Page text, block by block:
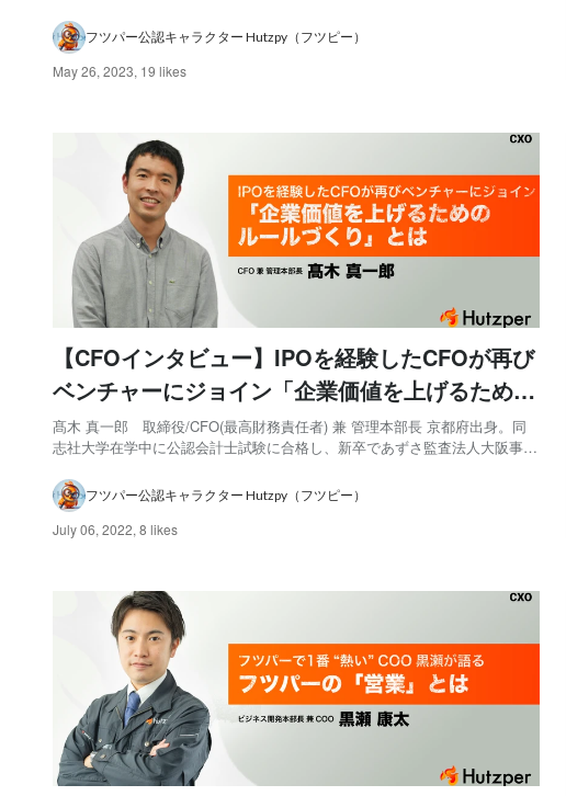
るも失敗。 その後工場向けAI/IoTベンチャーの事業開発グループリーダーを
経て、2020年4月にフ...
フツパー公認キャラクター Hutzpy（フツピー）
May 26, 2023, 19 likes
【CFOインタビュー】IPOを経験したCFOが再び
ベンチャーにジョイン「企業価値を上げるための
ルールづくり」とは
髙木 真一郎 取締役/CFO(最高財務責任者) 兼 管理本部長 京都府出身。同
志社大学在学中に公認会計士試験に合格し、新卒であずさ監査法人大阪事務
部統制構築アドバイザリー業務等に従事したのち、事業会社にて執行役員経
理マネージャーとしてマザ...
フツパー公認キャラクター Hutzpy（フツピー）
July 06, 2022, 8 likes